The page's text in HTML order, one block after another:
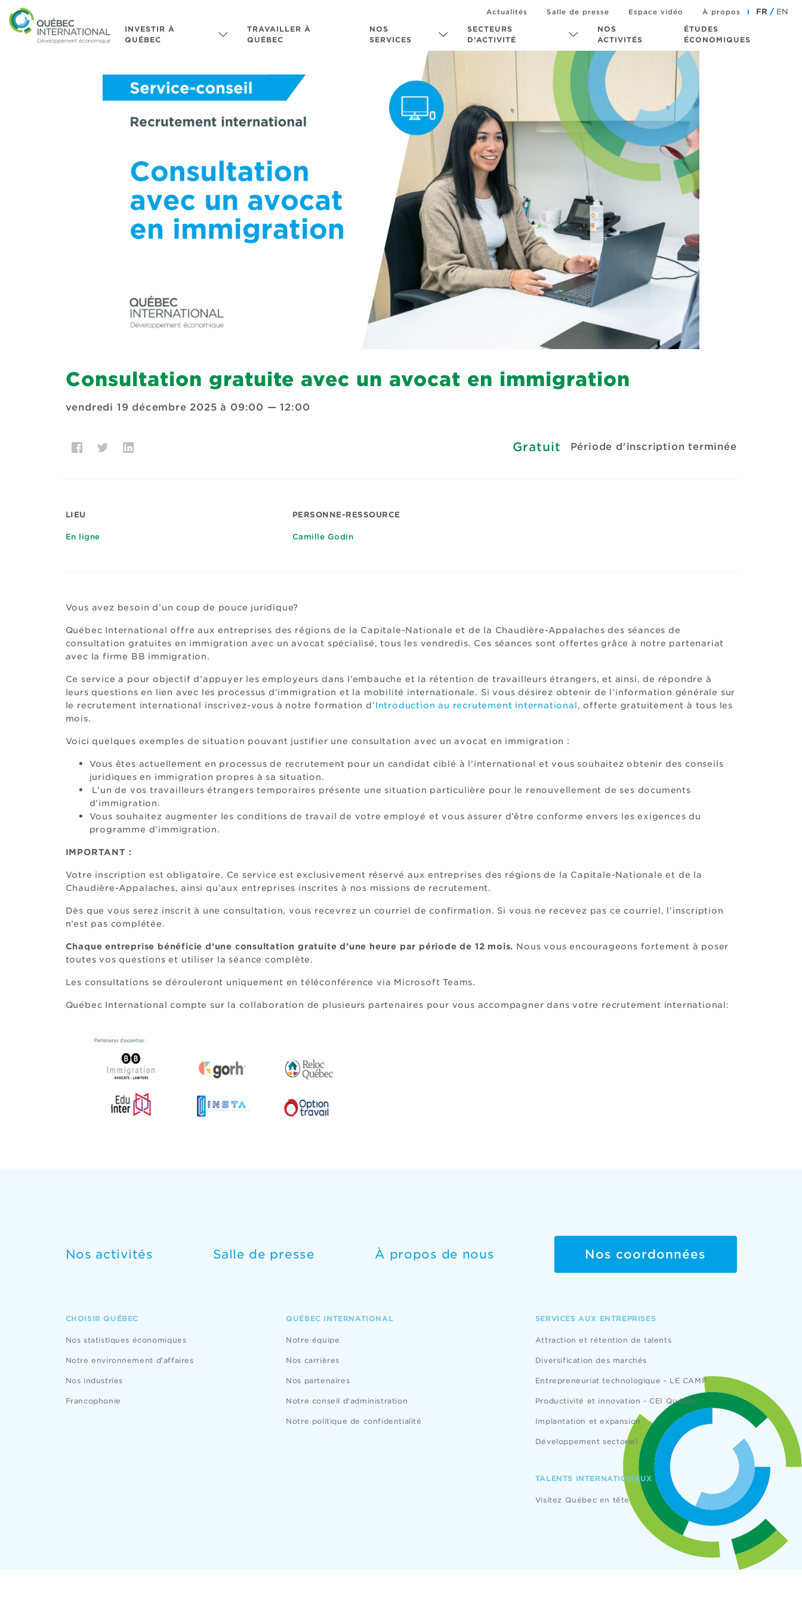
INVESTIR À
QUÉBEC
TRAVAILLER À
QUÉBEC
NOS
SERVICES
SECTEURS
D’ACTIVITÉ
NOS
ACTIVITÉS
ÉTUDES
ÉCONOMIQUES
Actualités Salle de presse Espace vidéo À propos FR EN
Consultation gratuite avec un avocat en immigration
vendredi 19 décembre 2025 à 09:00 —12:00
Gratuit Période d'inscription terminée
LIEU
En ligne
PERSONNE-RESSOURCE
Camille Godin
Vous avez besoin d’un coup de pouce juridique?
Québec International offre aux entreprises des régions de la Capitale-Nationale et de la Chaudière-Appalaches des séances de
consultation gratuites en immigration avec un avocat spécialisé, tous les vendredis. Ces séances sont offertes grâce à notre partenariat
avec la firme BB immigration.
Ce service a pour objectif d’appuyer les employeurs dans l’embauche et la rétention de travailleurs étrangers, et ainsi, de répondre à
leurs questions en lien avec les processus d’immigration et la mobilité internationale. Si vous désirez obtenir de l’information générale sur
le recrutement international inscrivez-vous à notre formation d’Introduction au recrutement international, offerte gratuitement à tous les
mois.
Voici quelques exemples de situation pouvant justifier une consultation avec un avocat en immigration :
Vous êtes actuellement en processus de recrutement pour un candidat ciblé à l’international et vous souhaitez obtenir des conseils
juridiques en immigration propres à sa situation.
L’un de vos travailleurs étrangers temporaires présente une situation particulière pour le renouvellement de ses documents
d’immigration.
Vous souhaitez augmenter les conditions de travail de votre employé et vous assurer d’être conforme envers les exigences du
programme d’immigration.
IMPORTANT :
Votre inscription est obligatoire. Ce service est exclusivement réservé aux entreprises des régions de la Capitale-Nationale et de la
Chaudière-Appalaches, ainsi qu’aux entreprises inscrites à nos missions de recrutement.
Dès que vous serez inscrit à une consultation, vous recevrez un courriel de confirmation. Si vous ne recevez pas ce courriel, l’inscription
n’est pas complétée.
Chaque entreprise bénéficie d’une consultation gratuite d’une heure par période de 12 mois. Nous vous encourageons fortement à poser
toutes vos questions et utiliser la séance complète.
Les consultations se dérouleront uniquement en téléconférence via Microsoft Teams.
Québec International compte sur la collaboration de plusieurs partenaires pour vous accompagner dans votre recrutement international:
Nos activités Salle de presse À propos de nous Nos coordonnées
CHOISIR QUÉBEC
Nos statistiques économiques
Notre environnement d'affaires
Nos industries
Francophonie
QUÉBEC INTERNATIONAL
Notre équipe
Nos carrières
Nos partenaires
Notre conseil d'administration
Notre politique de confidentialité
SERVICES AUX ENTREPRISES
Attraction et rétention de talents
Diversification des marchés
Entrepreneuriat technologique - LE CAMP
Productivité et innovation - CEI Québec
Implantation et expansion
Développement sectoriel
TALENTS INTERNATIONAUX
Visitez Québec en tête